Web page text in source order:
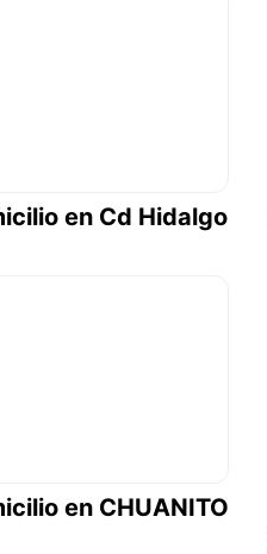
en Cd Hidalgo
en CHUANITO